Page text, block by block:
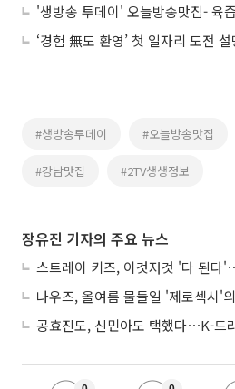
‘경험 無도 환영’ 첫 일자리 도전 설
#생방송투데이 #오늘방송맛집
#강남맛집 #2TV생생정보
장유진 기자의 주요 뉴스